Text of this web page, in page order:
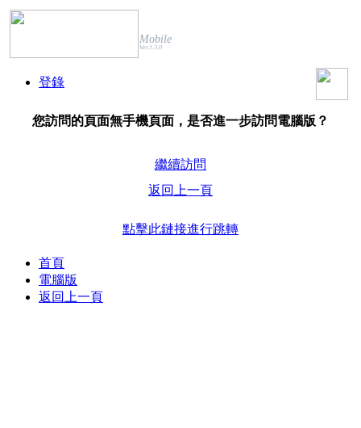
Mobile
Ver.1.3.0
登錄
您訪問的頁面無手機頁面，是否進一步訪問電腦版？
繼續訪問
返回上一頁
點擊此鏈接進行跳轉
首頁
電腦版
返回上一頁